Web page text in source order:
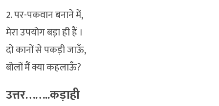
2. पर-पकवान बनाने में,
मेरा उपयोग बड़ा ही हैं ।
दो कानों से पकड़ी जाऊँ,
बोलों मैं क्या कहलाऊँ?
उत्तर……..कड़ाही